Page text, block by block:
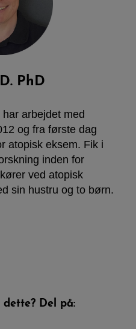
PhD
arbejdet med
og fra første dag
atopisk eksem. Fik i
inden for
ved atopisk
sin hustru og to børn.
Del på: